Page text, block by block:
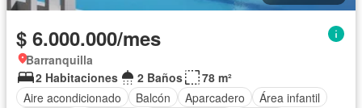
$ 6.000.000/mes
Barranquilla
2 Habitaciones
2 Baños
78 m²
Aire acondicionado
Balcón Aparcadero
Área infantil